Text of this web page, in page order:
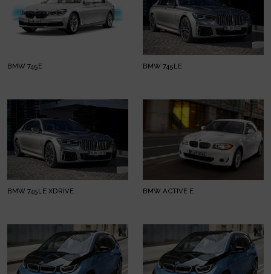
BMW 745E BMW 745LE
BMW 745LE XDRIVE BMW ACTIVE E